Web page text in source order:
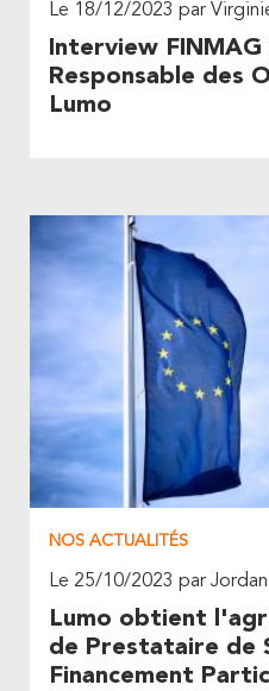
Le 18/12/2023 par
Interview FINMAG
Responsable des
Lumo
NOS ACTUALITÉS
Le 25/10/2023 par
Lumo obtient
de Prestataire de
Financement